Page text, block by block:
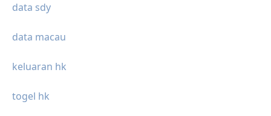
data sdy
data macau
keluaran hk
togel hk